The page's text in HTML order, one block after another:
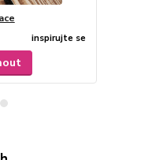
inspirujte se